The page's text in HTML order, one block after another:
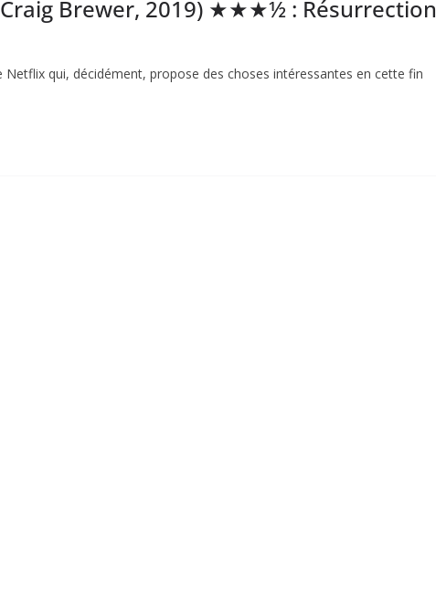
Brewer, 2019) ★★★½ : Résurrection
qui, décidément, propose des choses intéressantes en cette fin